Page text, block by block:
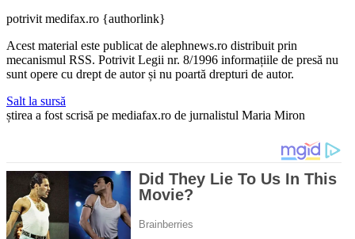
potrivit medifax.ro {authorlink}
Acest material este publicat de alephnews.ro distribuit prin
mecanismul RSS. Potrivit Legii nr. 8/1996 informațiile de presă nu
sunt opere cu drept de autor și nu poartă drepturi de autor.
Salt la sursă
știrea a fost scrisă pe mediafax.ro de jurnalistul Maria Miron